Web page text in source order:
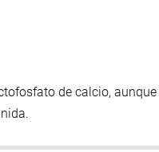
de calcio, aunque